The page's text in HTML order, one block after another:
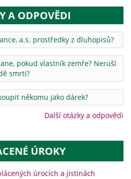
A ODPOVĚDI
a.s. prostředky z dluhopisů?
pokud vlastník zemře? Neruší
smrti?
někomu jako dárek?
Další otázky a odpovědi
ÚROKY
úrocích a jistinách